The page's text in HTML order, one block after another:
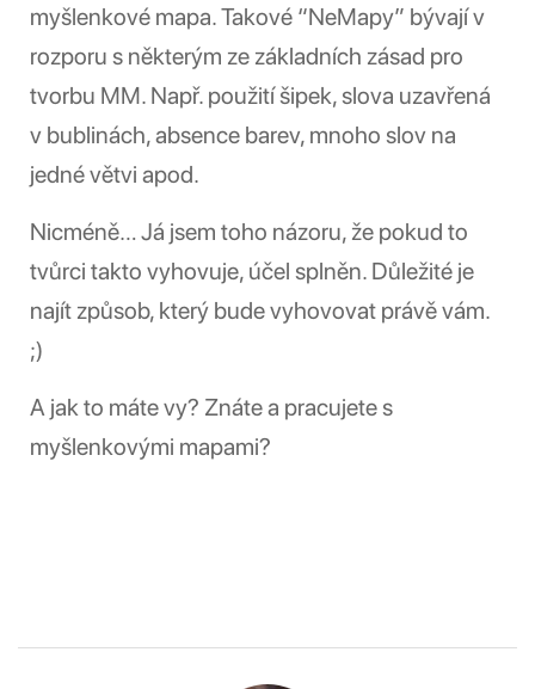
myšlenkové mapa. Takové “NeMapy” bývají v
rozporu s některým ze základních zásad pro
tvorbu MM. Např. použití šipek, slova uzavřená
v bublinách, absence barev, mnoho slov na
jedné větvi apod.
Nicméně… Já jsem toho názoru, že pokud to
tvůrci takto vyhovuje, účel splněn. Důležité je
najít způsob, který bude vyhovovat právě vám.
;)
A jak to máte vy? Znáte a pracujete s
myšlenkovými mapami?